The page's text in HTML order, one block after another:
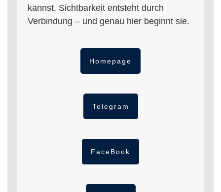
kannst. Sichtbarkeit entsteht durch
Verbindung – und genau hier beginnt sie.
Homepage
Telegram
FaceBook